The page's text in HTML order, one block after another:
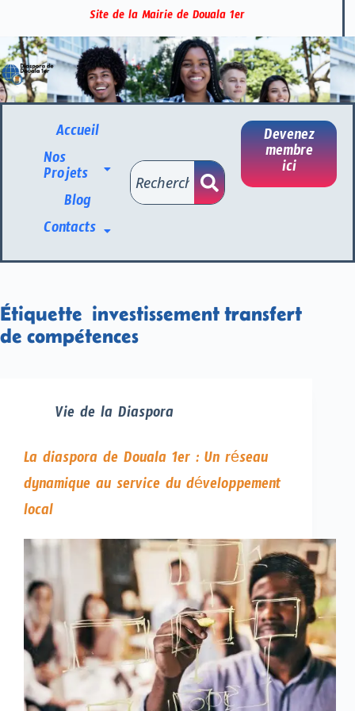
Site de la Mairie de Douala 1er
Accueil
Nos
Projets
Blog
Contacts
Devenez
membre
ici
Étiquette investissement transfert
de compétences
Vie de la Diaspora
La diaspora de Douala 1er : Un réseau
dynamique au service du développement
local